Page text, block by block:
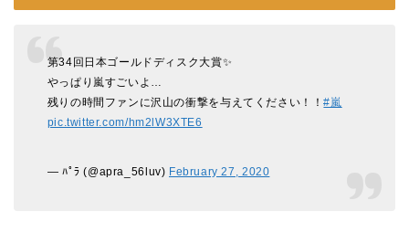
第34回日本ゴールドディスク大賞✨
やっぱり嵐すごいよ…
残りの時間ファンに沢山の衝撃を与えてください！！#嵐
pic.twitter.com/hm2lW3XTE6
— ﾊﾟﾗ (@apra_56luv) February 27, 2020